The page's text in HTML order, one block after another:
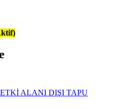
ALANI DIŞI TAPU